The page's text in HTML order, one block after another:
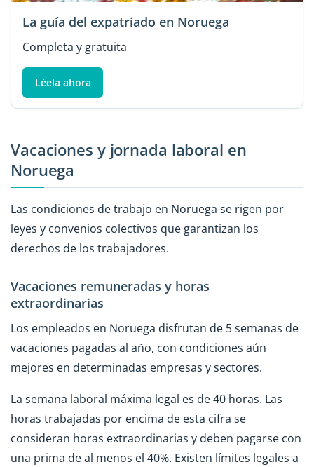
La guía del expatriado en Noruega
Completa y gratuita
Léela ahora
Vacaciones y jornada laboral en
Noruega
Las condiciones de trabajo en Noruega se rigen por
leyes y convenios colectivos que garantizan los
derechos de los trabajadores.
Vacaciones remuneradas y horas
extraordinarias
Los empleados en Noruega disfrutan de 5 semanas de
vacaciones pagadas al año, con condiciones aún
mejores en determinadas empresas y sectores.
La semana laboral máxima legal es de 40 horas. Las
horas trabajadas por encima de esta cifra se
consideran horas extraordinarias y deben pagarse con
una prima de al menos el 40%. Existen límites legales a